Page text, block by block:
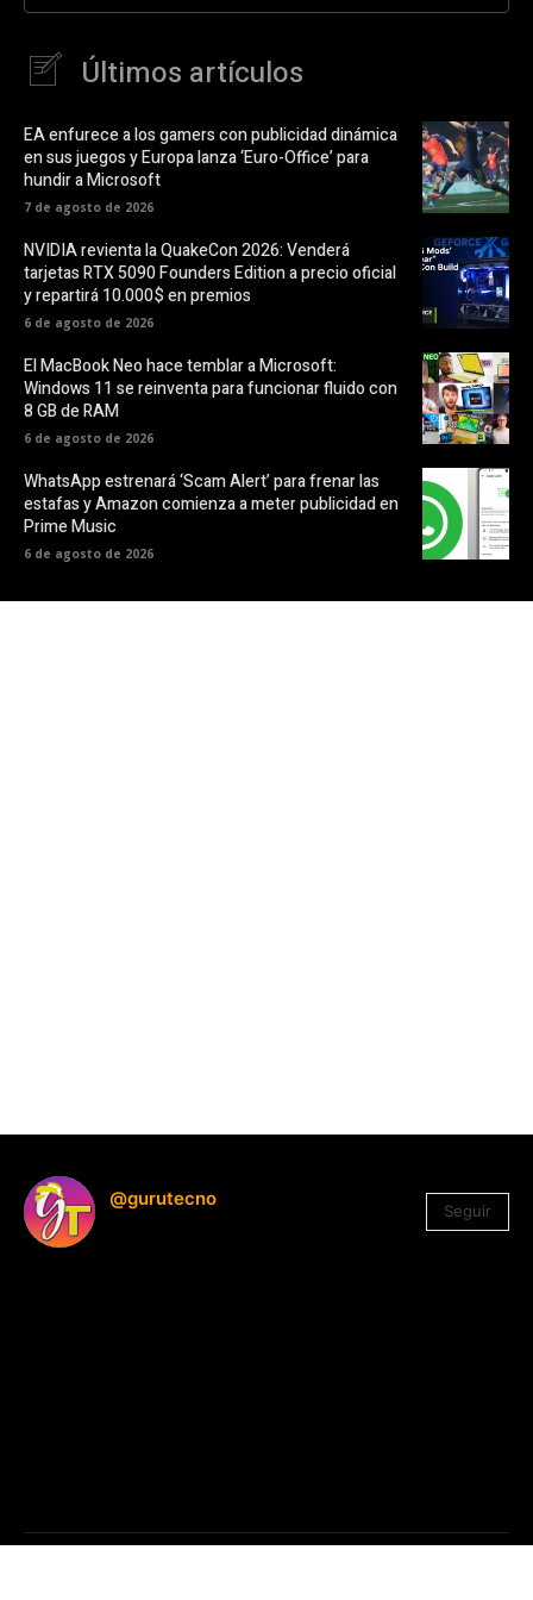
Últimos artículos
EA enfurece a los gamers con publicidad dinámica
en sus juegos y Europa lanza ‘Euro-Office’ para
hundir a Microsoft
7 de agosto de 2026
NVIDIA revienta la QuakeCon 2026: Venderá
tarjetas RTX 5090 Founders Edition a precio oficial
y repartirá 10.000$ en premios
6 de agosto de 2026
El MacBook Neo hace temblar a Microsoft:
Windows 11 se reinventa para funcionar fluido con
8 GB de RAM
6 de agosto de 2026
WhatsApp estrenará ‘Scam Alert’ para frenar las
estafas y Amazon comienza a meter publicidad en
Prime Music
6 de agosto de 2026
@gurutecno
Seguir